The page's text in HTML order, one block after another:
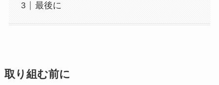
最後に
取り組む前に